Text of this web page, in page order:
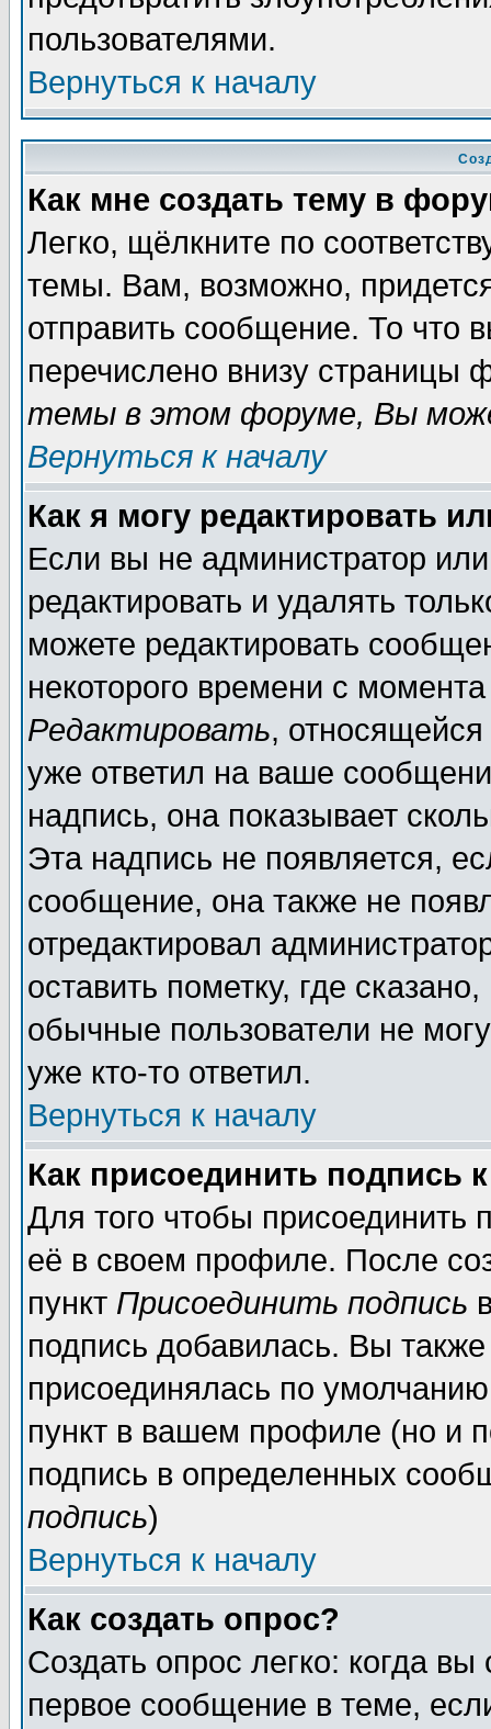
пользователями.
Вернуться к началу
Как мне создать тему в
Легко, щёлкните по
темы. Вам, возможно,
отправить сообщение. То что
перечислено внизу страницы
темы в этом форуме, Вы
Вернуться к началу
Как я могу редактировать
Если вы не администратор
редактировать и удалять
можете редактировать
некоторого времени с
Редактировать,
уже ответил на ваше
надпись, она показывает
Эта надпись не появляется,
сообщение, она также не
отредактировал
оставить пометку, где
обычные пользователи не
уже кто-то ответил.
Вернуться к началу
Как присоединить подпись
Для того чтобы присоединить
её в своем профиле. После
пункт Присоединить подпись
подпись добавилась. Вы
присоединялась по
пункт в вашем профиле (но и
подпись в определенных
подпись)
Вернуться к началу
Как создать опрос?
Создать опрос легко: когда
первое сообщение в теме,